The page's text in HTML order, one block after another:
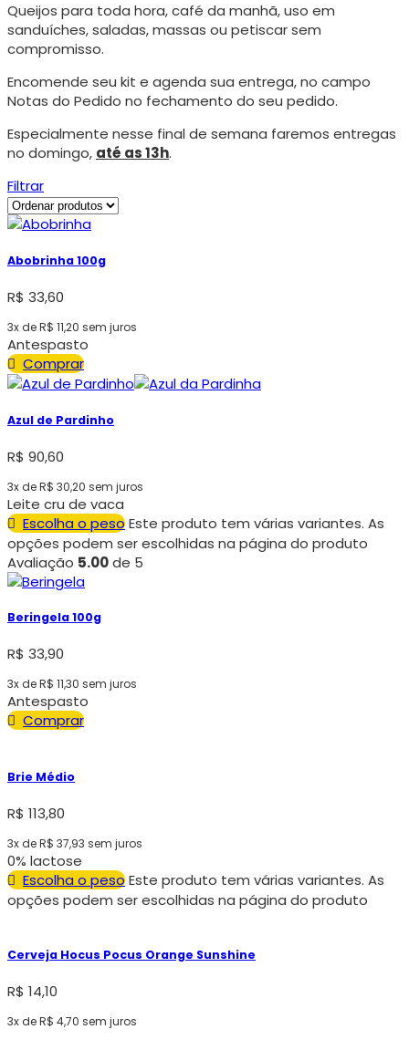
Queijos para toda hora, café da manhã, uso em
sanduíches, saladas, massas ou petiscar sem
compromisso.
Encomende seu kit e agenda sua entrega, no campo
Notas do Pedido no fechamento do seu pedido.
Especialmente nesse final de semana faremos entregas
no domingo, até as 13h.
Filtrar
Abobrinha 100g
R$ 33,60
3x deR$ 11,20 sem juros
Antespasto
Comprar
Azul de Pardinho
R$ 90,60
3x deR$ 30,20 sem juros
Leite cru de vaca
Escolha o pesoEste produto tem várias variantes. As
opções podem ser escolhidas na página do produto
Avaliação 5.00de 5
Beringela 100g
R$ 33,90
3x deR$ 11,30 sem juros
Antespasto
Comprar
Brie Médio
R$ 113,80
3x deR$ 37,93 sem juros
0% lactose
Escolha o pesoEste produto tem várias variantes. As
opções podem ser escolhidas na página do produto
Cerveja Hocus Pocus Orange Sunshine
R$ 14,10
3x deR$ 4,70 sem juros